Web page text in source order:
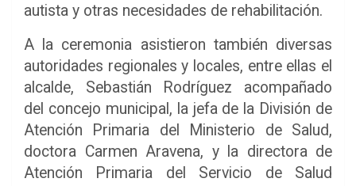
autista y otras necesidades de rehabilitación.
A la ceremonia asistieron también diversas
autoridades regionales y locales, entre ellas el
alcalde, Sebastián Rodríguez acompañado
del concejo municipal, la jefa de la División de
Atención Primaria del Ministerio de Salud,
doctora Carmen Aravena, y la directora de
Atención Primaria del Servicio de Salud